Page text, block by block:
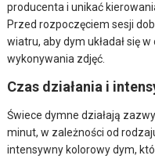
producenta i unikać
Przed rozpoczęciem sesji
wiatru, aby dym układał się
wykonywania zdjęć.
Czas działania i
Świece dymne działają
minut, w zależności od
intensywny kolorowy dym,